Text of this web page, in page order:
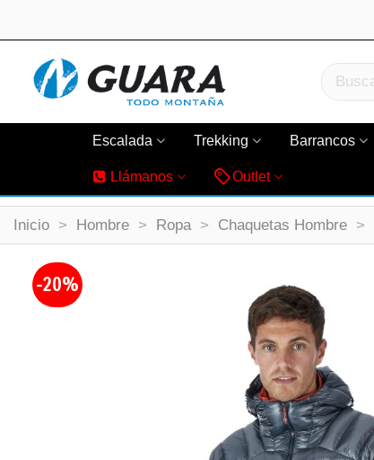
Escalada Trekking Barrancos
Llámanos Outlet
Inicio > Hombre > Ropa > Chaquetas Hombre >
-20%